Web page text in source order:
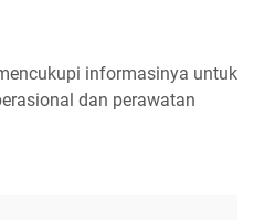
informasinya untuk
dan perawatan